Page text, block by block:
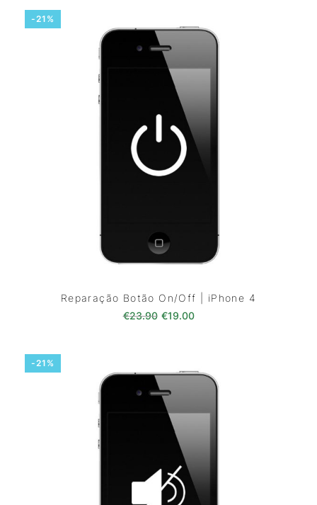
-21%
Reparação Botão On/Off | iPhone 4
€23.90 O preço original era: €23.90.
€19.00O preço atual é:
-21%